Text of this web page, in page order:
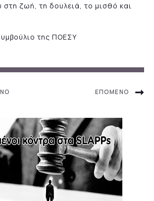
στη ζωή, τη δουλειά, το μισθό και
της ΠΟΕΣΥ